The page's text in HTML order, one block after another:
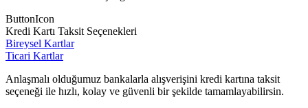
ButtonIcon
Kredi Kartı Taksit Seçenekleri
Bireysel Kartlar
Ticari Kartlar
Anlaşmalı olduğumuz bankalarla alışverişini kredi kartına taksit
seçeneği ile hızlı, kolay ve güvenli bir şekilde tamamlayabilirsin.